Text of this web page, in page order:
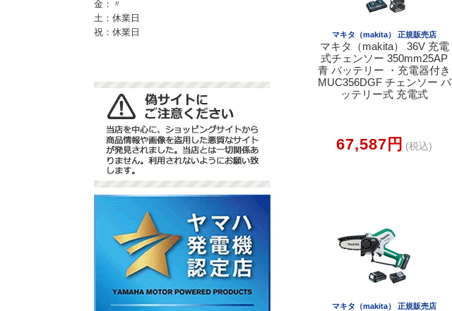
金：〃
土：休業日
祝：休業日
マキタ（makita） 正規販売店
マキタ（makita） 36V 充電
式チェンソー 350mm25AP
青 バッテリー ・充電器付き
MUC356DGF チェンソー バ
ッテリー式 充電式
67,587円 (税込)
マキタ（makita） 正規販売店